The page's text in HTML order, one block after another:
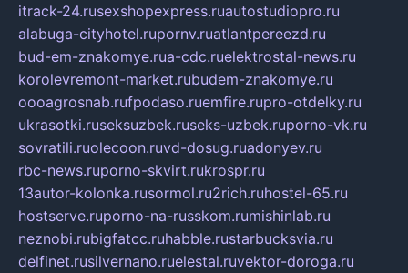
itrack-24.rusexshopexpress.ruautostudiopro.ru
alabuga-cityhotel.rupornv.ruatlantpereezd.ru
bud-em-znakomye.rua-cdc.ruelektrostal-news.ru
korolevremont-market.rubudem-znakomye.ru
oooagrosnab.rufpodaso.ruemfire.rupro-otdelky.ru
ukrasotki.ruseksuzbek.ruseks-uzbek.ruporno-vk.ru
sovratili.ruolecoon.ruvd-dosug.ruadonyev.ru
rbc-news.ruporno-skvirt.rukrospr.ru
13autor-kolonka.rusormol.ru2rich.ruhostel-65.ru
hostserve.ruporno-na-russkom.rumishinlab.ru
neznobi.rubigfatcc.ruhabble.rustarbucksvia.ru
delfinet.rusilvernano.ruelestal.ruvektor-doroga.ru